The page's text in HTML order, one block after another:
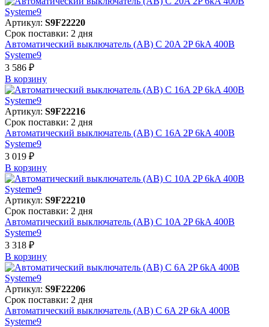
Артикул: S9F22220
Срок поставки: 2 дня
Автоматический выключатель (АВ) C 20A 2P 6kA 400В
Systeme9
3 586 ₽
В корзинy
Артикул: S9F22216
Срок поставки: 2 дня
Автоматический выключатель (АВ) C 16A 2P 6kA 400В
Systeme9
3 019 ₽
В корзинy
Артикул: S9F22210
Срок поставки: 2 дня
Автоматический выключатель (АВ) C 10A 2P 6kA 400В
Systeme9
3 318 ₽
В корзинy
Артикул: S9F22206
Срок поставки: 2 дня
Автоматический выключатель (АВ) C 6A 2P 6kA 400В
Systeme9